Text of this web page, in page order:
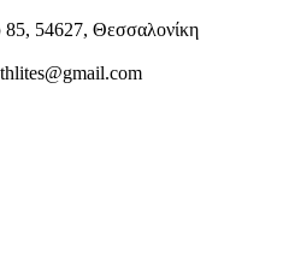
85, 54627, Θεσσαλονίκη